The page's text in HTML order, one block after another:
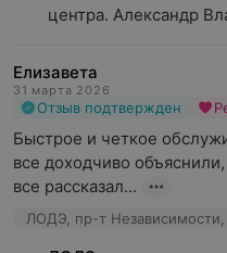
центра. Александр
Елизавета
31 марта 2026
Отзыв подтвержден
Быстрое и четкое
все доходчиво
все рассказал...
ЛОДЭ, пр-т